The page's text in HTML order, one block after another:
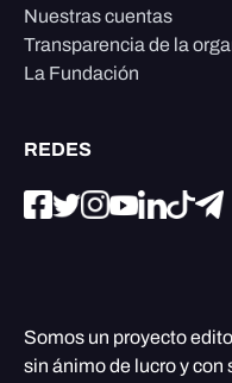
Nuestras cuentas
Transparencia de la
La Fundación
REDES
Somos un proyecto
sin ánimo de lucro y con